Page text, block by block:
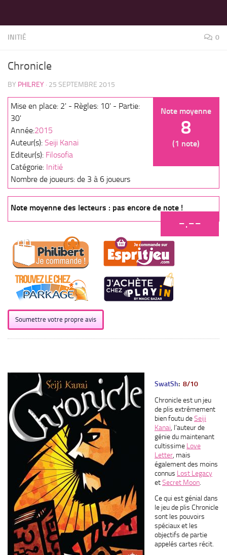
INITIÉ 0
Chronicle
BY PHILREY · 25 SEPTEMBRE 2015
Note moyenne
8
(1 note)
Mise en place: 2' - Règles: 10' - Partie:
30'
Année:2015
Auteur(s): Seiji Kanai
Editeur(s): Filosofia
Catégorie: Initié
Nombre de joueurs: de 3 à 6 joueurs
Note moyenne des lecteurs : pas encore de note !
-.--
Soumettre votre propre avis
SwatSh: 8/10
Chronicle est un jeu
de plis extrêmement
bien foutu deSeiji
Kanai , l’auteur de
génie du maintenant
cultissime Love
Letter , mais
également des moins
connus Lost Legacy
etSecret Moon
Ce qui est génial dans
le jeu de plis Chronicle
sont les pouvoirs
spéciaux et les
objectifs de partie
appelés cartes récit.